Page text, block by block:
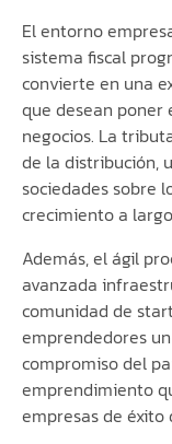
El entorno
sistema fiscal
convierte en una
que desean poner
negocios. La
de la distribución,
sociedades sobre
crecimiento a
Además, el ágil
avanzada
comunidad de
emprendedores
compromiso del
emprendimiento
empresas de éxito